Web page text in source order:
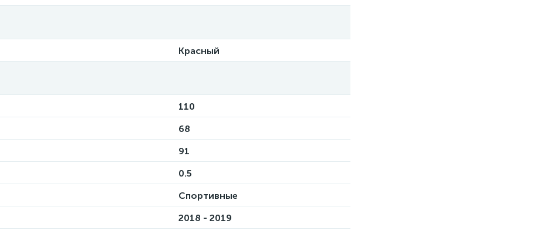
Красный
110
68
91
0.5
Спортивные
2018 - 2019